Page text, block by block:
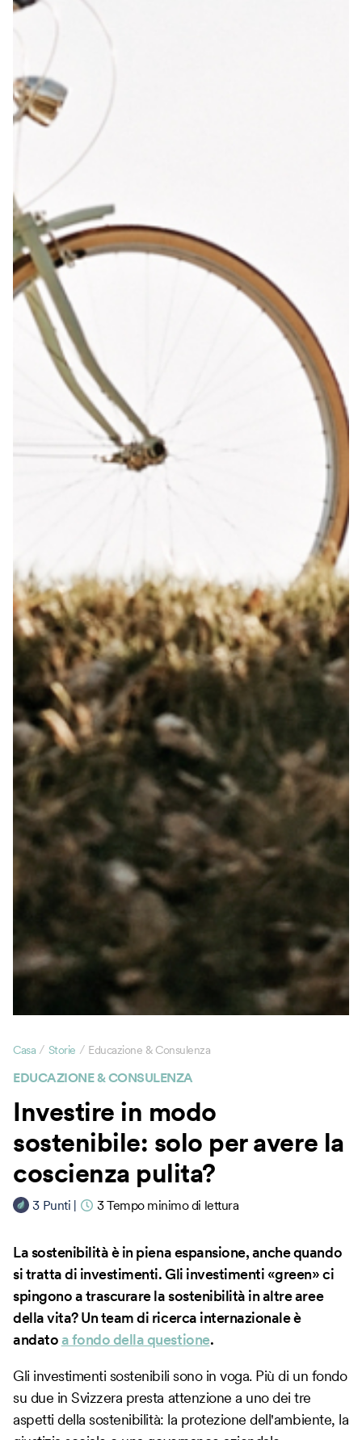
EDUCAZIONE & CONSULENZA
Casa / Storie / Educazione & Consulenza
Investire in modo
sostenibile: solo per avere la
coscienza pulita?
3 Punti | 3 Tempo minimo di lettura
La sostenibilità è in piena espansione, anche quando
si tratta di investimenti. Gli investimenti «green» ci
spingono a trascurare la sostenibilità in altre aree
della vita? Un team di ricerca internazionale è
andato a fondo della questione.
Gli investimenti sostenibili sono in voga. Più di un fondo
su due in Svizzera presta attenzione a uno dei tre
aspetti della sostenibilità: la protezione dell'ambiente, la